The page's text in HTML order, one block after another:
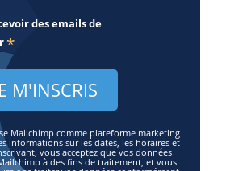
des emails de
*
Mailchimp comme plateforme marketing
informations sur les dates, les horaires et
vous acceptez que vos données
à des fins de traitement, et vous